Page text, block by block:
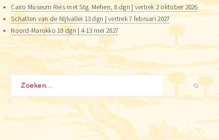
Cairo Museum Reis met Stg. Mehen, 8 dgn | vertrek 2 oktober 2026
Schatten van de Nijlvallei 13 dgn | vertrek 7 februari 2027
Noord-Marokko 10 dgn | 4-13 mei 2027